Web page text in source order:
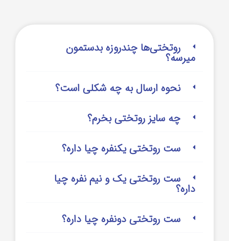
روتختی‌‌ها چندروزه بدستمون
میرسه؟
نحوه ارسال به چه شکلی است؟
چه سایز روتختی بخرم؟
ست روتختی یکنفره چیا داره؟
ست روتختی یک و نیم نفره چیا
داره؟
ست روتختی دونفره چیا داره؟